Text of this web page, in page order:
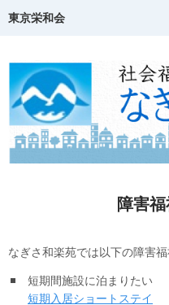
東京栄和会
介護保険事業
ご相談窓口・支援事業
生活・活動の様子
地域共生
障害
なぎさ和楽苑では以下の障害
短期間施設に泊まりたい
短期入居ショートステイ